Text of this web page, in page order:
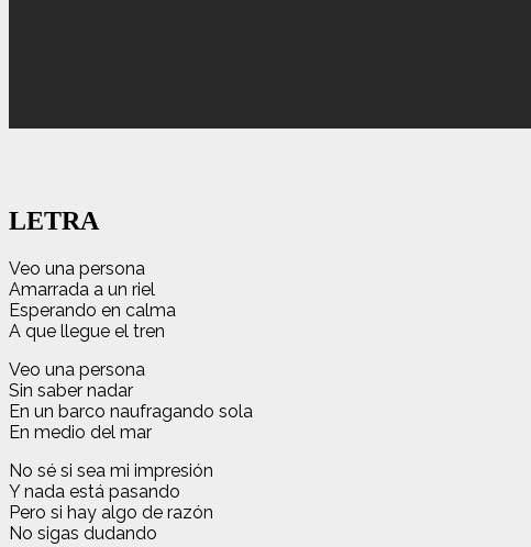
LETRA
Veo una persona
Amarrada a un riel
Esperando en calma
A que llegue el tren
Veo una persona
Sin saber nadar
En un barco naufragando sola
En medio del mar
No sé si sea mi impresión
Y nada está pasando
Pero si hay algo de razón
No sigas dudando